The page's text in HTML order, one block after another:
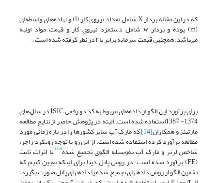
که در این مقاله بردار X شامل تعداد نیروی کار (l) و نهاده‌های واسطه‌ای
(m) بوده و بردار w شامل دستمزد نیروی کار و قیمت مواد اولیه
می‌باشد. همچنین قیمت سرمایه برابر با r در نظر گرفته شده است.
برای برآورد این الگو از داده‌های مربوط به کد دو رقمی ISIC در سال‌های
1374- 1387استفاده شده است. البته در پژوهش حاضر از نتایج مطالعه
مارتینز و همکاران[14] که مارک آپ سایر کشورها را در بازه زمانی مورد
مطالعه برآورد کرده استفاده شده است. از این رو با توجه رویکرد راجر،
شاخص لرنر و مارک آپ به‌وسیله الگوی تجمیع شده[15] با اثرات ثابت
(FE) برآورد شده است. در روش پانل دیتا برای اینکه تعیین کنیم که
تخمین الگو از روش داده­های تجمیع شده یا داده­های پانل صورت بگیرد،